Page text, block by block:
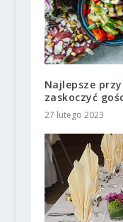
Najlepsze
zaskoczyć
27 lutego 2023